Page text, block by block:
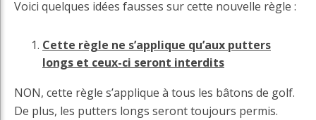
Voici quelques idées fausses sur cette nouvelle règle :
Cette règle ne s’applique qu’aux putters
longs et ceux-ci seront interdits
NON, cette règle s’applique à tous les bâtons de golf.
De plus, les putters longs seront toujours permis.